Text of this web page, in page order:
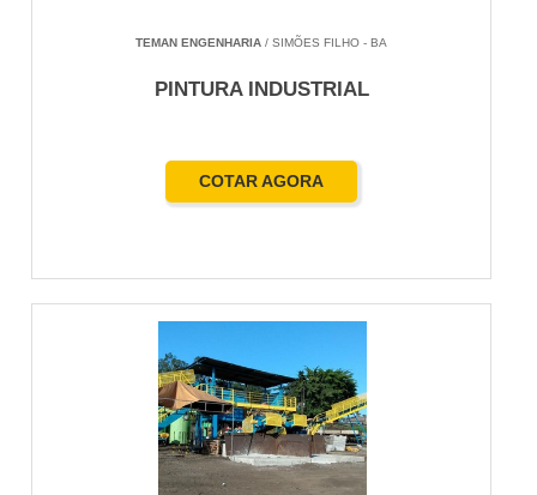
TEMAN ENGENHARIA / SIMÕES FILHO - BA
PINTURA INDUSTRIAL
COTAR AGORA